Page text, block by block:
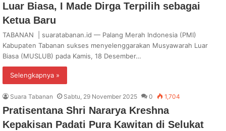
Luar Biasa, I Made Dirga Terpilih sebagai
Ketua Baru
TABANAN | suaratabanan.id — Palang Merah Indonesia (PMI)
Kabupaten Tabanan sukses menyelenggarakan Musyawarah Luar
Biasa (MUSLUB) pada Kamis, 18 Desember…
Selengkapnya »
Suara Tabanan Sabtu, 29 November 2025 0 1,704
Pratisentana Shri Nararya Kreshna
Kepakisan Padati Pura Kawitan di Selukat